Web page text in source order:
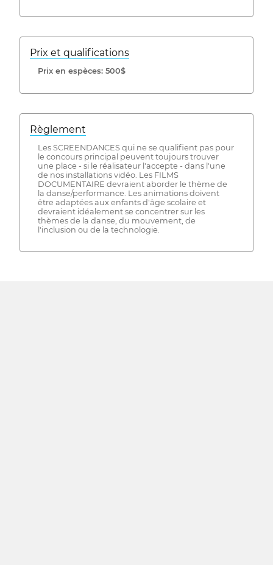
Prix ​​et qualifications
Prix ​​en espèces: 500$
Règlement
Les SCREENDANCES qui ne se qualifient pas pour
le concours principal peuvent toujours trouver
une place - si le réalisateur l'accepte - dans l'une
de nos installations vidéo. Les FILMS
DOCUMENTAIRE devraient aborder le thème de
la danse/performance. Les animations doivent
être adaptées aux enfants d'âge scolaire et
devraient idéalement se concentrer sur les
thèmes de la danse, du mouvement, de
l'inclusion ou de la technologie.